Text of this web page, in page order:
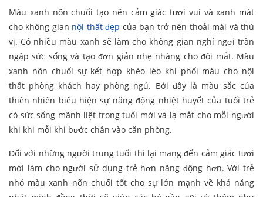
Màu xanh nõn chuối tạo nên cảm giác tươi vui và xanh mát
cho không gian nội thất đẹp của bạn trở nên thoải mái và thú
vị. Có nhiều màu xanh sẽ làm cho không gian nghỉ ngơi tràn
ngập sức sống và tạo đơn giản nhẹ nhàng cho đôi mắt. Màu
xanh nõn chuối sự kết hợp khéo léo khi phối màu cho nội
thất phòng khách hay phòng ngủ. Bởi đây là màu sắc của
thiên nhiên biểu hiện sự năng động nhiệt huyết của tuổi trẻ
có sức sống mãnh liệt trong tuổi mới và lạ mắt cho mỗi người
khi khi mỗi khi bước chân vào căn phòng.
Đối với những người trung tuổi thì lại mang đến cảm giác tươi
mới làm cho người sử dụng trẻ hơn năng động hơn. Với trẻ
nhỏ màu xanh nõn chuối tốt cho sự lớn mạnh về khả năng